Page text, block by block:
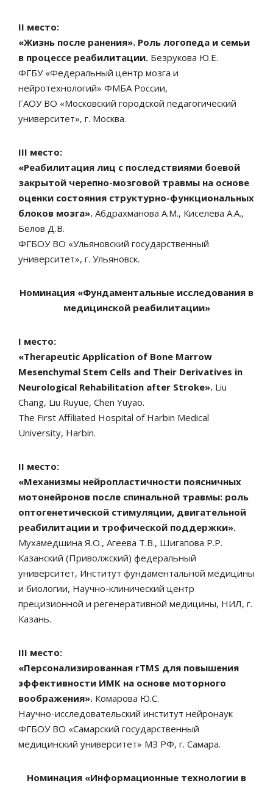
II место:
«Жизнь после ранения». Роль логопеда и семьи
в процессе реабилитации. Безрукова Ю.Е.
ФГБУ «Федеральный центр мозга и
нейротехнологий» ФМБА России,
ГАОУ ВО «Московский городской педагогический
университет», г. Москва.
III место:
«Реабилитация лиц с последствиями боевой
закрытой черепно-мозговой травмы на основе
оценки состояния структурно-функциональных
блоков мозга». Абдрахманова А.М., Киселева А.А.,
Белов Д.В.
ФГБОУ ВО «Ульяновский государственный
университет», г. Ульяновск.
Номинация «Фундаментальные исследования в
медицинской реабилитации»
I место:
«Therapeutic Application of Bone Marrow
Mesenchymal Stem Cells and Their Derivatives in
Neurological Rehabilitation after Stroke». Liu
Chang, Liu Ruyue, Chen Yuyao.
The First Affiliated Hospital of Harbin Medical
University, Harbin.
II место:
«Механизмы нейропластичности поясничных
мотонейронов после спинальной травмы: роль
оптогенетической стимуляции, двигательной
реабилитации и трофической поддержки».
Мухамедшина Я.О., Агеева Т.В., Шигапова Р.Р.
Казанский (Приволжский) федеральный
университет, Институт фундаментальной медицины
и биологии, Научно-клинический центр
прецизионной и регенеративной медицины, НИЛ, г.
Казань.
III место:
«Персонализированная rTMS для повышения
эффективности ИМК на основе моторного
воображения». Комарова Ю.С.
Научно-исследовательский институт нейронаук
ФГБОУ ВО «Самарский государственный
медицинский университет» МЗ РФ, г. Самара.
Номинация «Информационные технологии в